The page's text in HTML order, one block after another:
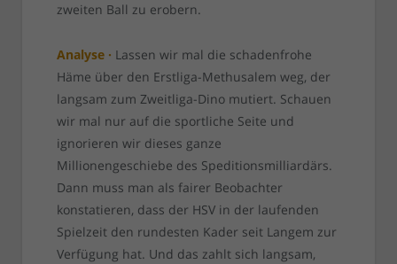
zweiten Ball zu erobern.
Analyse · Lassen wir mal die schadenfrohe
Häme über den Erstliga-Methusalem weg, der
langsam zum Zweitliga-Dino mutiert. Schauen
wir mal nur auf die sportliche Seite und
ignorieren wir dieses ganze
Millionengeschiebe des Speditionsmilliardärs.
Dann muss man als fairer Beobachter
konstatieren, dass der HSV in der laufenden
Spielzeit den rundesten Kader seit Langem zur
Verfügung hat. Und das zahlt sich langsam,